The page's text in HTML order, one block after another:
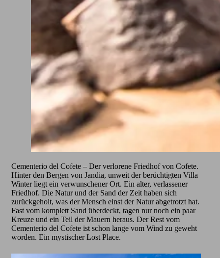
Cementerio del Cofete – Der verlorene Friedhof von Cofete.
Hinter den Bergen von Jandia, unweit der berüchtigten Villa
Winter liegt ein verwunschener Ort. Ein alter, verlassener
Friedhof. Die Natur und der Sand der Zeit haben sich
zurückgeholt, was der Mensch einst der Natur abgetrotzt hat.
Fast vom komplett Sand überdeckt, tagen nur noch ein paar
Kreuze und ein Teil der Mauern heraus. Der Rest vom
Cementerio del Cofete ist schon lange vom Wind zu geweht
worden. Ein mystischer Lost Place.